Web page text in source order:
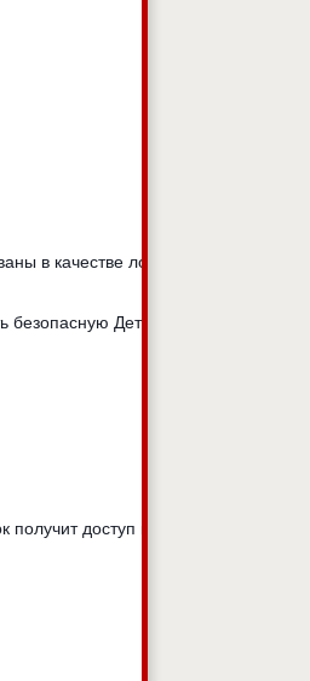
в качестве логина для
Детскую почту
доступ к своему